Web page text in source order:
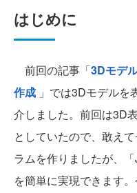
はじめに
前回の記事「3Dモデ
作成 」では3Dモデルを
介しました。前回は3D
としていたので、敢え
ラムを作りましたが、
を簡単に実現できます